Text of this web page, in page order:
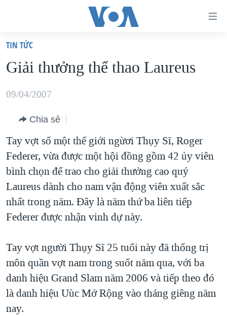
truy
cập
Tới
dung
chính
Tới
điều
hướng
chính
Đi
"Tìm"
VIỆT NAM
HOA KỲ
BLOG
DIỄN ĐÀN
MỤC
TỰ DO BÁO CHÍ
VẠCH TRẦN TIN GIẢ
ĐỜI SỐNG
KINH TẾ
KHOA HỌC
SỨC KHOẺ
CHUYÊN ĐỀ
CHIẾN TRANH THƯƠNG MẠI CỦA MỸ: QUÁ KHỨ VÀ HIỆN
HÀNH TRÌNH BẦU CỬ 2024
MỘT NĂM CHIẾN TRANH TẠI DẢI GAZA
GIẢI MÃ VÀNH ĐAI & CON ĐƯỜNG
HỌC TIẾNG ANH
NGHE
MẠNG XÃ HỘI
TIN TỨC
Giải thưởng thể thao Laureus
09/04/2007
Chia sẻ
Tay vợt số một thế giới ngừơi Thụy Sĩ, Roger
Federer, vừa được một hội đồng gồm 42 ủy viên
bình chọn để trao cho giải thưởng cao quý
Laureus dành cho nam vận động viên xuất sắc
nhất trong năm. Đây là năm thứ ba liên tiếp
Federer được nhận vinh dự này.
Tay vợt người Thụy Sĩ 25 tuổi này đã thống trị
môn quần vợt nam trong suốt năm qua, với ba
danh hiệu Grand Slam năm 2006 và tiếp theo đó
là danh hiệu Uùc Mở Rộng vào tháng giêng năm
nay.